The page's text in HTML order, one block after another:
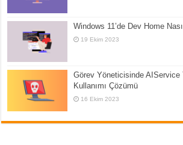
Windows 11’de Dev Home
19 Ekim 2023
Görev Yöneticisinde AIService
Kullanımı Çözümü
16 Ekim 2023